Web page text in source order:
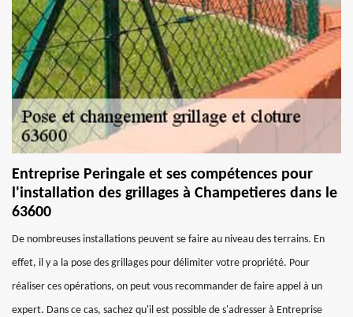
Entreprise Peringale et ses compétences pour
l'installation des grillages à Champetieres dans le
63600
De nombreuses installations peuvent se faire au niveau des terrains. En
effet, il y a la pose des grillages pour délimiter votre propriété. Pour
réaliser ces opérations, on peut vous recommander de faire appel à un
expert. Dans ce cas, sachez qu'il est possible de s'adresser à Entreprise